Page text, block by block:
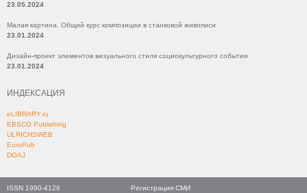
23.05.2024
Малая картина. Общий курс композиции в станковой живописи
23.01.2024
Дизайн-проект элементов визуального стиля социокультурного события
23.01.2024
ИНДЕКСАЦИЯ
eLIBRARY.ru
EBSCO Publishing
ULRICHSWEB
EuroPub
DOAJ
ISSN 1990-4126
Регистрация СМИ